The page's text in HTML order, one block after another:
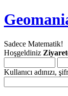
Sadece Matematik!
Hoşgeldiniz
Kullanıcı adınızı,